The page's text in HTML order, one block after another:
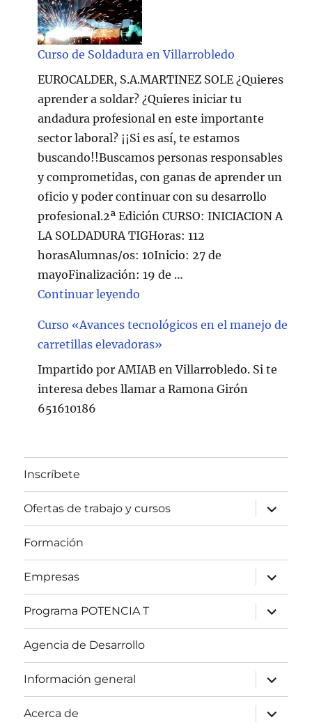
Curso de Soldadura en Villarrobledo
EUROCALDER, S.A.MARTINEZ SOLE ¿Quieres
aprender a soldar? ¿Quieres iniciar tu
andadura profesional en este importante
sector laboral? ¡¡Si es así, te estamos
buscando!!Buscamos personas responsables
y comprometidas, con ganas de aprender un
oficio y poder continuar con su desarrollo
profesional.2ª Edición CURSO: INICIACION A
LA SOLDADURA TIGHoras: 112
horasAlumnas/os: 10Inicio: 27 de
mayoFinalización: 19 de …
Continuar leyendo
Curso «Avances tecnológicos en el manejo de
carretillas elevadoras»
Impartido por AMIAB en Villarrobledo. Si te
interesa debes llamar a Ramona Girón
651610186
Inscríbete
Ofertas de trabajo y cursos
expande
el
menú
Formación
Empresas
expande
el
menú
inferior
Programa POTENCIA T
expande
el
menú
Agencia de Desarrollo
Información general
expande
el
menú
inferior
Acerca de
expande